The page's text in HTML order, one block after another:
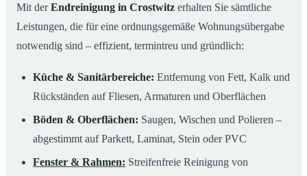
Mit derEndreinigung in Crostwitz erhalten Sie sämtliche
Leistungen, die für eine ordnungsgemäße Wohnungsübergabe
notwendig sind – effizient, termintreu und gründlich:
Küche & Sanitärbereiche: Entfernung von Fett, Kalk und
Rückständen auf Fliesen, Armaturen und Oberflächen
Böden & Oberflächen: Saugen, Wischen und Polieren –
abgestimmt auf Parkett, Laminat, Stein oder PVC
Fenster & Rahmen: Streifenfreie Reinigung von